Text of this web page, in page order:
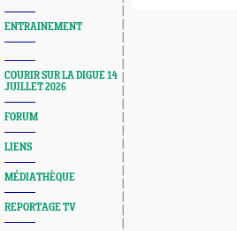
ENTRAINEMENT
COURIR SUR LA DIGUE 14
JUILLET 2026
FORUM
LIENS
MÉDIATHÈQUE
REPORTAGE TV